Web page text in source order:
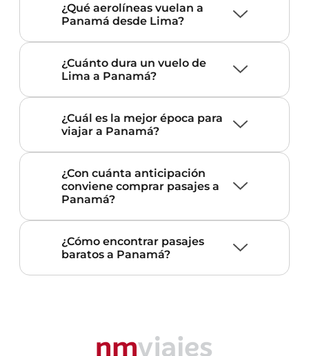
¿Qué aerolíneas vuelan a
Panamá desde Lima?
¿Cuánto dura un vuelo de
Lima a Panamá?
¿Cuál es la mejor época para
viajar a Panamá?
¿Con cuánta anticipación
conviene comprar pasajes a
Panamá?
¿Cómo encontrar pasajes
baratos a Panamá?